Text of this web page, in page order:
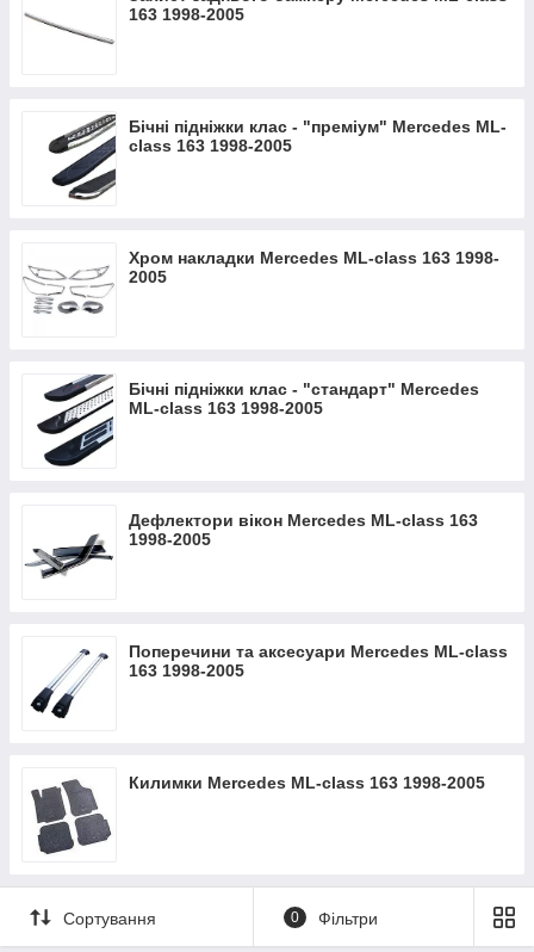
163 1998-2005
Бічні підніжки клас - "преміум" Mercedes ML-
class 163 1998-2005
Хром накладки Mercedes ML-class 163 1998-
2005
Бічні підніжки клас - "стандарт" Mercedes
ML-class 163 1998-2005
Дефлектори вікон Mercedes ML-class 163
1998-2005
Поперечини та аксесуари Mercedes ML-class
163 1998-2005
Килимки Mercedes ML-class 163 1998-2005
Сортування 0 Фільтри